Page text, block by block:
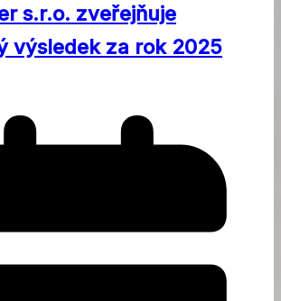
s.r.o. zveřejňuje
výsledek za rok 2025